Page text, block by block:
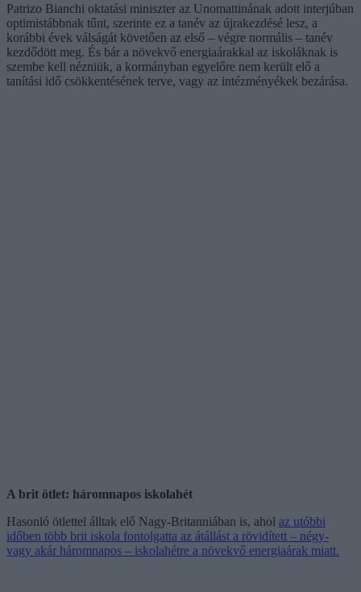
Patrizo Bianchi oktatási miniszter az Unomattinának adott interjúban
optimistábbnak tűnt, szerinte ez a tanév az újrakezdésé lesz, a
korábbi évek válságát követően az első – végre normális – tanév
kezdődött meg. És bár a növekvő energiaárakkal az iskoláknak is
szembe kell nézniük, a kormányban egyelőre nem került elő a
tanítási idő csökkentésének terve, vagy az intézményékek bezárása.
A brit ötlet: háromnapos iskolahét
Hasonló ötlettel álltak elő Nagy-Britanniában is, ahol az utóbbi
időben több brit iskola fontolgatta az átállást a rövidített – négy-
vagy akár háromnapos – iskolahétre a növekvő energiaárak miatt.